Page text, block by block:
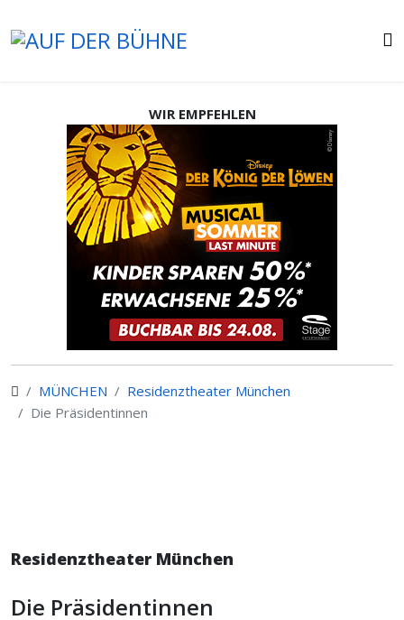
WIR EMPFEHLEN
MÜNCHEN
Residenztheater München
Die Präsidentinnen
Residenztheater München
Die Präsidentinnen